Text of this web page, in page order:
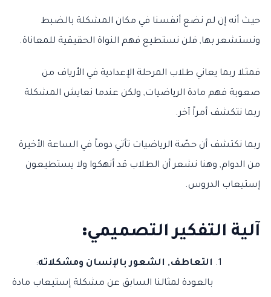
حيث أنه إن لم نضع أنفسنا في مكان المشكلة بالضبط
ونستشعر بها, فلن نستطيع فهم النواة الحقيقية للمعاناة.
فمثلا ربما يعاني طلاب المرحلة الإعدادية في الأرياف من
صعوبة فهم مادة الرياضيات, ولكن عندما نعايش المشكلة
ربما نتكشف أمراً آخر.
ربما نكتشف أن حصّة الرياضيات تأتي دوماً في الساعة الأخيرة
من الدوام, وهنا نشعر أن الطلاب قد أنهكوا ولا يستطيعون
إستيعاب الدروس.
آلية التفكير التصميمي:
التعاطف, الشعور بالإنسان ومشكلاته:
بالعودة لمثالنا السابق عن مشكلة إستيعاب مادة